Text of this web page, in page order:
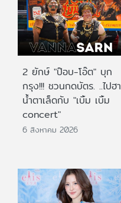
2 ยักษ์ "ป๊อบ-โอ๊ต" บุก
กรุง!!! ชวนกดบัตร. ..ไปฮา
น้ำตาเล็ดกับ "เบิ้ม เบิ้ม
concert"
6 สิงหาคม 2026